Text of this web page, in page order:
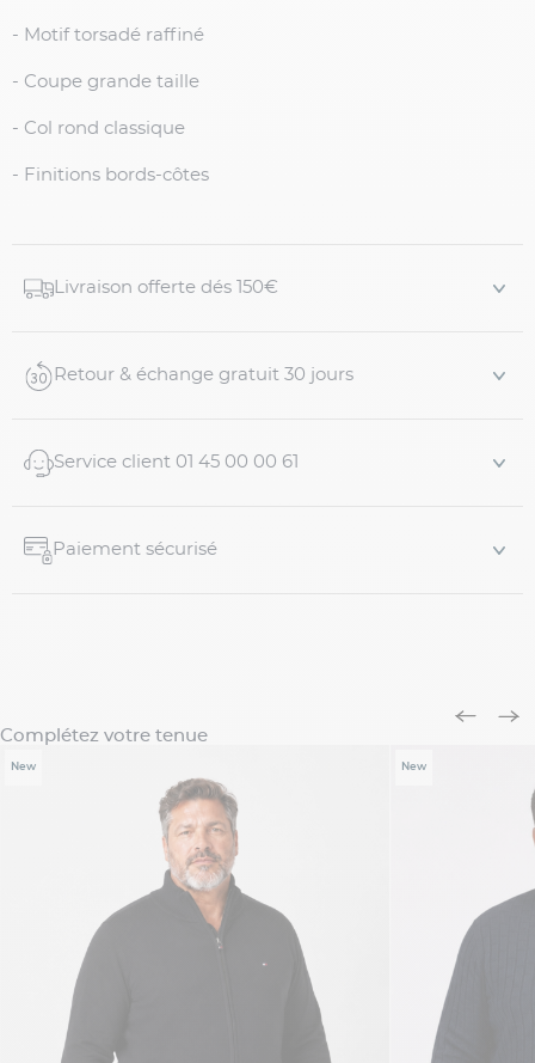
- Motif torsadé raffiné
- Coupe grande taille
- Col rond classique
- Finitions bords-côtes
Livraison offerte dés 150€
Retour & échange gratuit 30 jours
Service client 01 45 00 00 61
Paiement sécurisé
Complétez votre tenue
New New